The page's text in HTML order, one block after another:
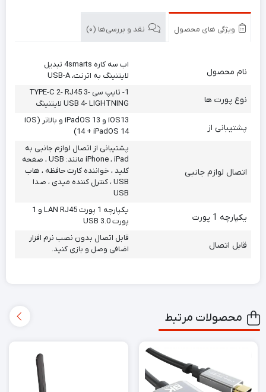
ویژگی های محصول نقد و بررسی‌ها (0)
نام محصول
اب سه کاره 4smarts تبدیل
لایتنینگ به اترنت، USB-A
نوع پورت ها
1- تایپ سی TYPE-C 2- RJ45 3-
USB 4- LIGHTNING لایتنینگ
پشتیبانی از
iOS13 و iPadOS 13 و بالاتر (iOS
14 + iPadOS 14)
اتصال لوازم جانبی
پشتیبانی از اتصال لوازم جانبی به
iPhone ، iPad مانند: USB ، صفحه
کلید ، خواننده کارت حافظه ، هاب
USB ، کنترل کننده میدی ، صدا
USB
یکپارچه 1 پورت
یکپارچه 1 پورت LAN RJ45 و 1
پورت USB 3.0
قابل اتصال
قابل اتصال بدون نصب نرم افزار
اضافی وصل و بازی کنید.
محصولات مرتبط